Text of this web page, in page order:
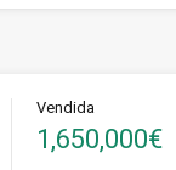
Vendida
1,650,000€